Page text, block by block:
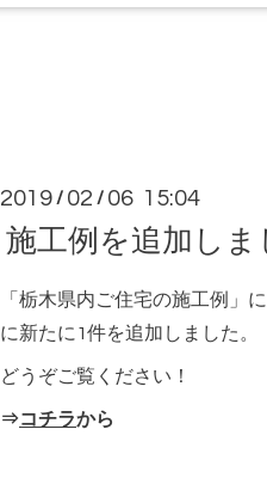
2019 / 02 / 06 15:04
施工例を追加しま
「栃木県内ご住宅の施工例」
に新たに1件を追加しました。
どうぞご覧ください！
⇒コチラから